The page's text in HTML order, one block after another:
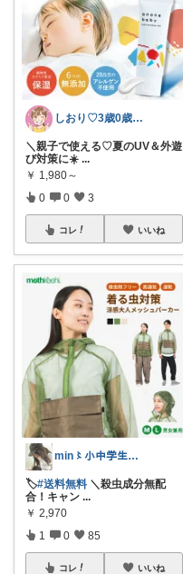
しおり♡3歳0歳子育て中
＼親子で使える♡夏のUV＆外遊
び対策に☀️ ...
￥ 1,980～
0 0 3
コレ いいね
min〻小中学生👬ママꕤ igも見てね
🏷️#送料無料 ＼殺虫成分無配
合！キャン ...
￥ 2,970
1 0 85
コレ いいね